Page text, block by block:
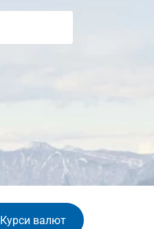
Курси валют